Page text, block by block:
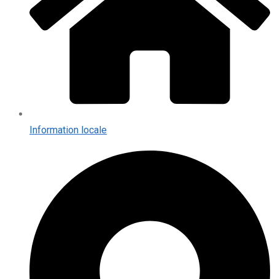
Information locale